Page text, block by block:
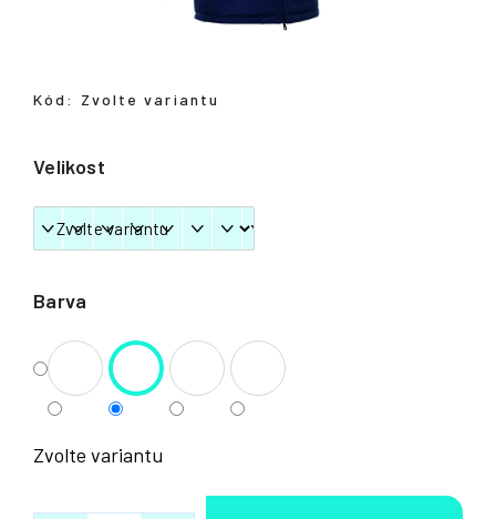
Barva
Velikost
Zvolte variantu
Kód: Zvolte variantu